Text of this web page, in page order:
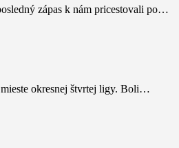
zápas k nám pricestovali po…
okresnej štvrtej ligy. Boli…